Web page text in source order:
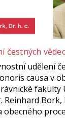
čestných
udělení
causa v
fakulty
Reinhard Bork,
obecného